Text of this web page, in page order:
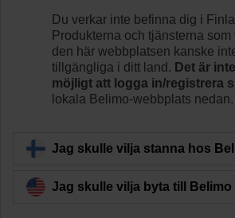
Du verkar inte befinna dig i
Produkterna och tjänsterna som
den här webbplatsen kanske
tillgängliga i ditt land. Det är
möjligt att logga in/registrera
lokala Belimo-webbplats nedan.
Jag skulle vilja stanna hos
Jag skulle vilja byta till Belimo